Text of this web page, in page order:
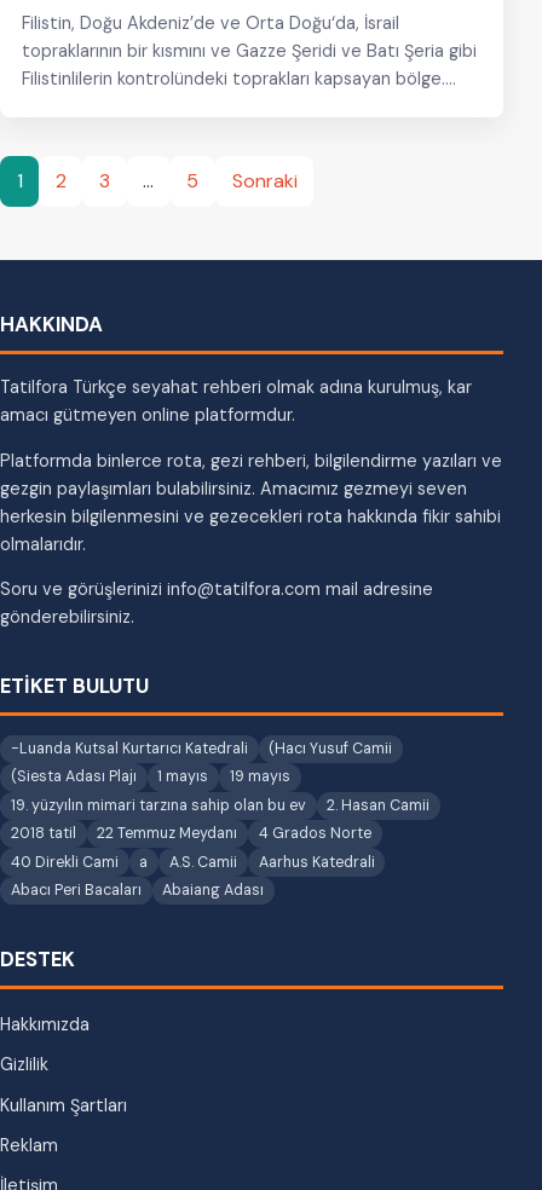
Filistin, Doğu Akdeniz’de ve Orta Doğu‘da, İsrail
topraklarının bir kısmını ve Gazze Şeridi ve Batı Şeria gibi
Filistinlilerin kontrolündeki toprakları kapsayan bölge.…
Yazı
1 2 3 … 5 Sonraki
HAKKINDA
Tatilfora Türkçe seyahat rehberi olmak adına kurulmuş, kar
amacı gütmeyen online platformdur.
Platformda binlerce rota, gezi rehberi, bilgilendirme yazıları ve
gezgin paylaşımları bulabilirsiniz. Amacımız gezmeyi seven
herkesin bilgilenmesini ve gezecekleri rota hakkında fikir sahibi
olmalarıdır.
Soru ve görüşlerinizi info@tatilfora.com mail adresine
gönderebilirsiniz.
ETİKET BULUTU
-Luanda Kutsal Kurtarıcı Katedrali
(Hacı Yusuf Camii
(Siesta Adası Plajı
1 mayıs
19 mayıs
19. yüzyılın mimari tarzına sahip olan bu ev
2. Hasan Camii
2018 tatil
22 Temmuz Meydanı
4 Grados Norte
40 Direkli Cami
a A.S. Camii
Aarhus Katedrali
Abacı Peri Bacaları
Abaiang Adası
DESTEK
Hakkımızda
Gizlilik
Kullanım Şartları
Reklam
İletişim